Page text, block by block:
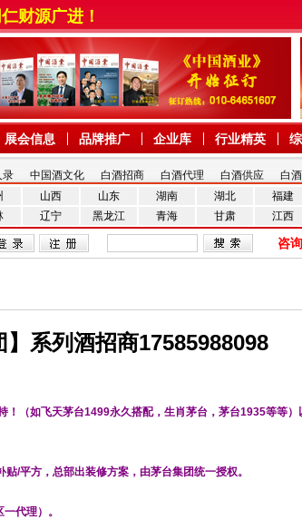
同仁财源广进！
展会信息 品牌推广 企业库 行业精英
录 中国酒文化 白酒招商 白酒代理 白酒供应 白
山西 山东 湖南 湖北 福建
辽宁 黑龙江 青海 甘肃 江西
咨
】系列酒招商17585988098
（如飞天茅台1499永久搭配，生肖茅台，茅台1935等等）
/平方，总部出装修方案，由茅台集团统一授权。
代理）。